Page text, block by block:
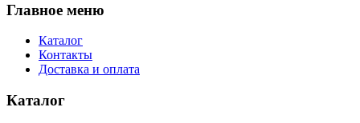
Главное меню
Каталог
Контакты
Доставка и оплата
Каталог